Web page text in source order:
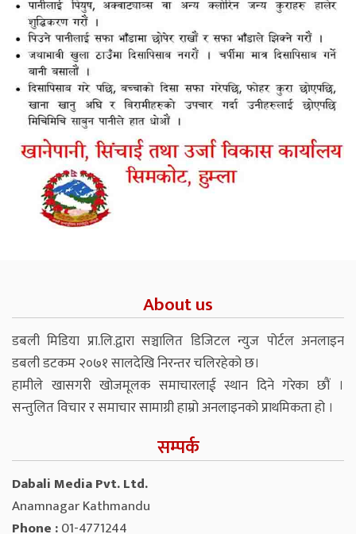
About us
डबली मिडिया प्रा.लि.द्वारा सञ्चालित डिजिटल न्युज पोर्टल अनलाइन
डबली डटकम २०७१ सालदेखि निरन्तर चलिरहेको छ।
हामीले खासगरी खोजमूलक समाचारलाई स्थान दिने गरेका छौं ।
सन्तुलित विचार र समाचार सामाग्री हाम्रो अनलाइनको प्राथमिकता हो ।
सम्पर्क
Dabali Media Pvt. Ltd.
Anamnagar Kathmandu
Phone :01-4771244